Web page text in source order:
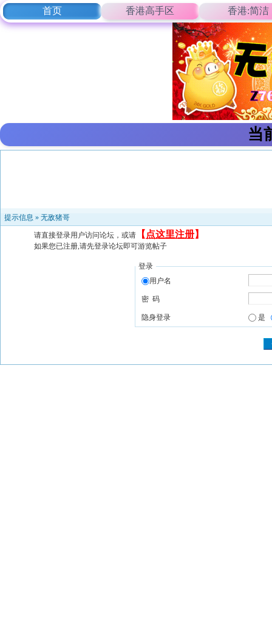
首页 香港高手区 香港:简洁
当
提示信息 » 无敌猪哥
请直接登录用户访问论坛，或请 【 点这里注册】
如果您已注册,请先登录论坛即可游览帖子
登录
用户名
密 码
隐身登录 是